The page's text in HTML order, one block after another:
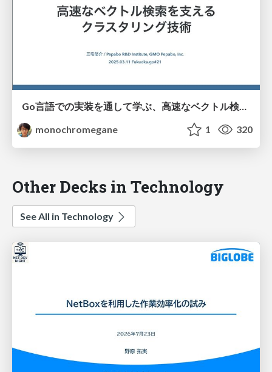
Go言語での実装を通して学ぶ、高速なベクトル検索を支えるクラスタリング技術/fukuokago-kmeans
monochromegane
1 320
Other Decks in Technology
See All in Technology